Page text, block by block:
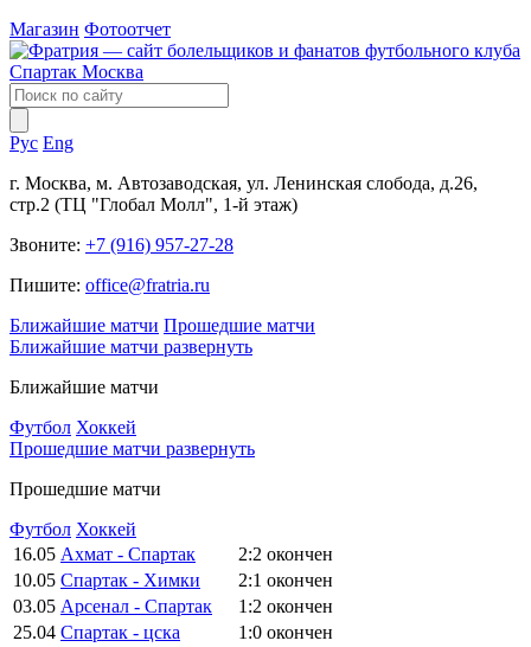
Магазин Фотоотчет
Рус Eng
г. Москва, м. Автозаводская, ул. Ленинская слобода, д.26,
стр.2 (ТЦ "Глобал Молл", 1-й этаж)
Звоните: +7 (916) 957-27-28
Пишите: office@fratria.ru
Ближайшие матчи Прошедшие матчи
Ближайшие матчи развернуть
Ближайшие матчи
Футбол Хоккей
Прошедшие матчи развернуть
Прошедшие матчи
Футбол Хоккей
16.05 Ахмат - Спартак 2:2 окончен
10.05 Спартак - Химки 2:1 окончен
03.05 Арсенал - Спартак 1:2 окончен
25.04 Спартак - цска 1:0 окончен